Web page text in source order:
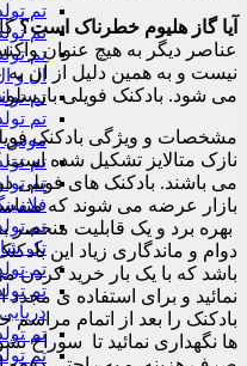
تم
تم
ال و
تم
تم
موس
تم
تم
تم
تک
تم
تم
دریایی
تم
تم
آیا گاز هلیوم خطرناک است؟
عناصر دیگر به هیچ عنوان
نیست و به همین دلیل از آن به
می شود. بادکنک فویلی
مشخصات و ویژگی بادکنک
نازک متالایز تشکیل شده است
می باشند. بادکنک های فویلی
بازار عرضه می شوند که
بهره برد و یک قابلیت منحصر
دوام و ماندگاری زیاد این
باشد که با یک بار خرید کردن
نمائید و برای استفاده ی
بادکنک را بعد از اتمام مراسم
ها نگهداری نمائید تا سوراخ